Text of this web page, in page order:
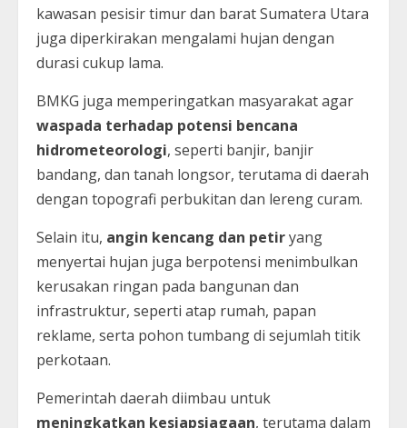
kawasan pesisir timur dan barat Sumatera Utara
juga diperkirakan mengalami hujan dengan
durasi cukup lama.
BMKG juga memperingatkan masyarakat agar
waspada terhadap potensi bencana
hidrometeorologi, seperti banjir, banjir
bandang, dan tanah longsor, terutama di daerah
dengan topografi perbukitan dan lereng curam.
Selain itu, angin kencang dan petiryang
menyertai hujan juga berpotensi menimbulkan
kerusakan ringan pada bangunan dan
infrastruktur, seperti atap rumah, papan
reklame, serta pohon tumbang di sejumlah titik
perkotaan.
Pemerintah daerah diimbau untuk
meningkatkan kesiapsiagaan, terutama dalam